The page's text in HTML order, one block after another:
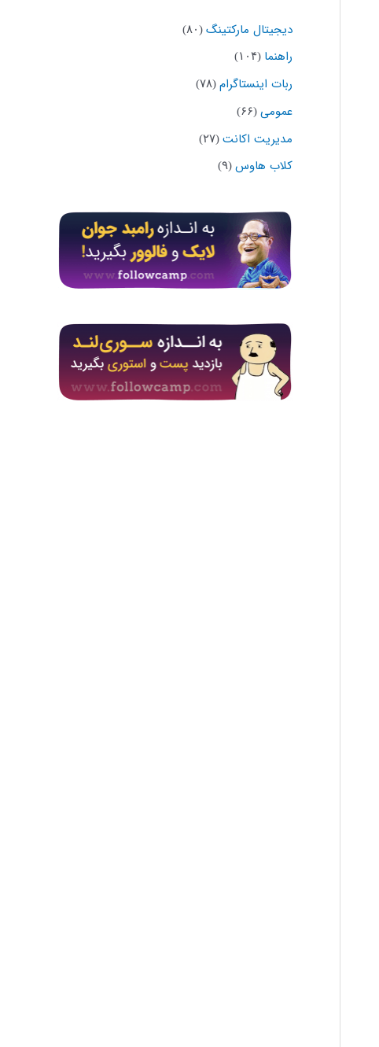
دیجیتال مارکتینگ (۸۰)
راهنما (۱۰۴)
ربات اینستاگرام (۷۸)
عمومی (۶۶)
مدیریت اکانت (۲۷)
کلاب هاوس (۹)